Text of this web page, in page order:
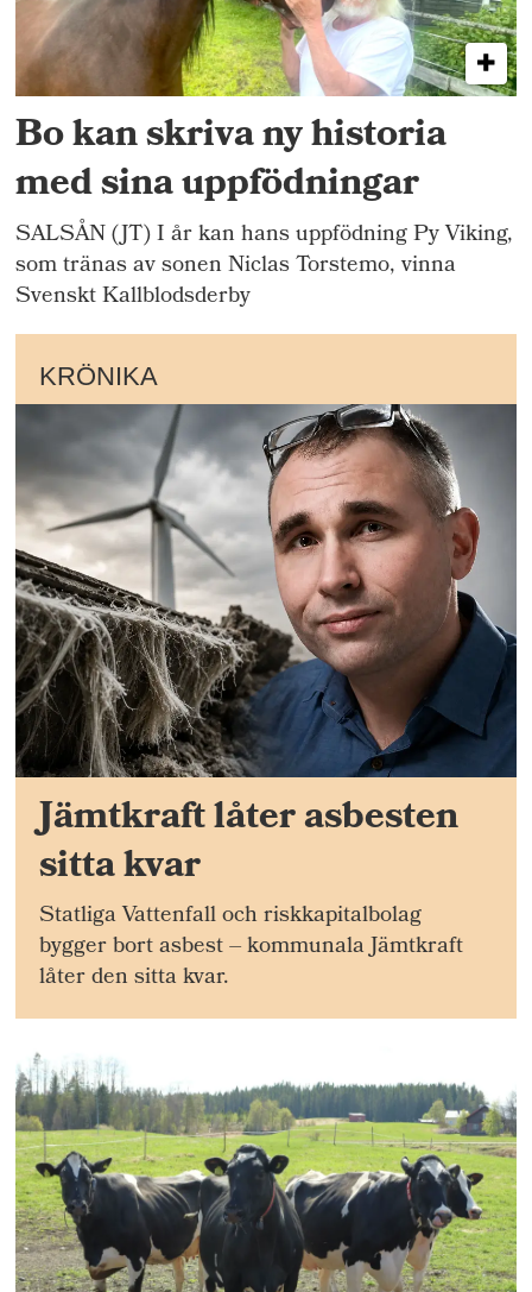
Bo kan skriva ny historia
med sina uppfödningar
SALSÅN (JT) I år kan hans uppfödning Py Viking,
som tränas av sonen Niclas Torstemo, vinna
Svenskt Kallblodsderby
KRÖNIKA
Jämtkraft låter asbesten
sitta kvar
Statliga Vattenfall och riskkapitalbolag
bygger bort asbest – kommunala Jämtkraft
låter den sitta kvar.